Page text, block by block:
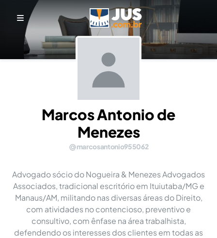
Marcos Antonio de
Menezes
marcosantonio955062
Advogado sócio do Nogueira & Menezes Advogados
Associados, tradicional escritório em Ituiutaba/MG e
Manaus/AM, militando nas diversas áreas do Direito,
com atividades no contencioso, preventivo e
consultivo, com ênfase na área trabalhista,
defendendo os interesses dos clientes em todas as